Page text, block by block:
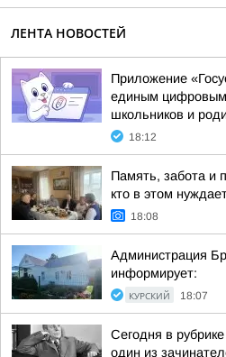
ЛЕНТА НОВОСТЕЙ
Приложение
единым
школьников и
18:12
Память, забота и
кто в этом
18:08
Администрация
информирует:
КУРСКИЙ 18:07
Сегодня в
один из